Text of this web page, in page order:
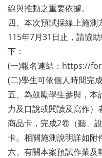
線與推動之重要依據。
四、本次預試採線上施
115年7月31日止，請協
下：
(一)報名連結：https://
(二)學生可依個人時間完
五、為鼓勵學生參與，本
力及口說或閱讀及寫作
商品卡，完成2卷（聽、
卡。相關施測說明詳如附
六、有關本案預試作業